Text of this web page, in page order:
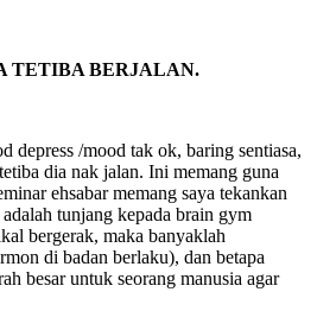
TETIBA BERJALAN.
depress /mood tak ok, baring sentiasa,
dia nak jalan. Ini memang guna
ehsabar memang saya tekankan
tunjang kepada brain gym
bergerak, maka banyaklah
di badan berlaku), dan betapa
besar untuk seorang manusia agar